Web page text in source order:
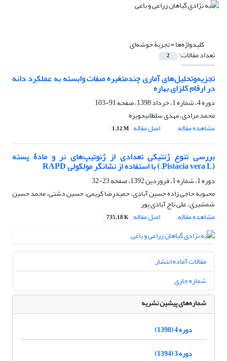
کلیدواژه‌ها =تجزیۀ خوشه‌ای
تعداد مقالات: 2
تجزیه‌وتحلیل‌های آماری چندمتغیره صفات وابسته به عملکرد دانه
در ارقام کلزای بهاره
دوره 4، شماره 1، خرداد 1398، صفحه
91-103
محمد مرادی، مهدی سلطانیحویزه
مشاهده مقاله
اصل مقاله 1.12 M
بررسی تنوع ژنتیکی تعدادی از ژنوتیپ‌های نر و مادۀ پسته
(Pistacia vera L.) با استفاده از نشانگر مولکولی RAPD
دوره 1، شماره 1، فروردین 1392، صفحه
23-32
محبوبه حاجی زاده حسین آبادی، حمیدرضا کریمی، حسین دشتی، محمد حسین
شمشیری، علی تاج آبادی پور
مشاهده مقاله
اصل مقاله 735.18 K
مقالات آماده انتشار
شماره جاری
شماره‌های پیشین نشریه
دوره 4 (1398)
دوره 3 (1394)